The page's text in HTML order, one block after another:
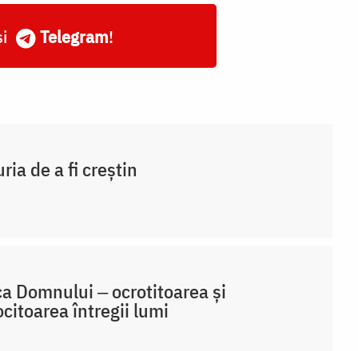
Telegram!
de a fi creștin
Domnului ‒ ocrotitoarea și
întregii lumi